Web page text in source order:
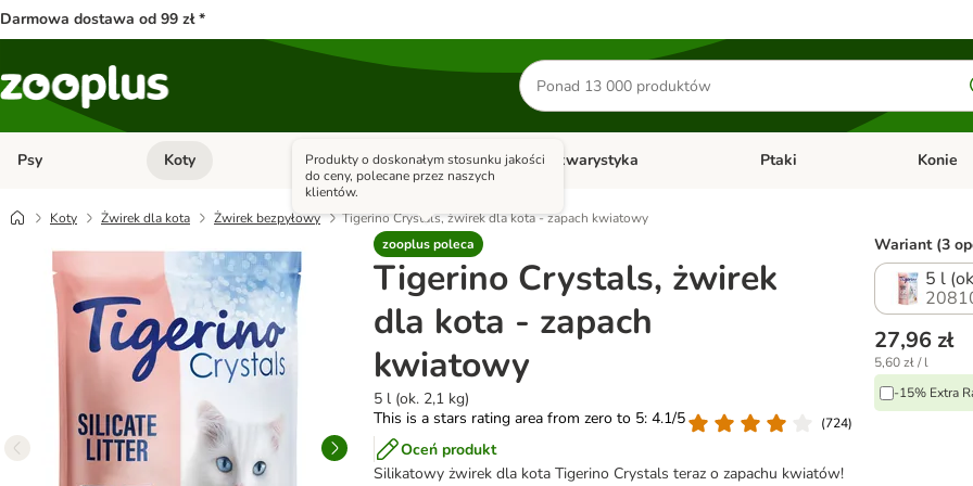
Darmowa dostawa od 99 zł *
Szukaj
produktów
Psy Otwórz menu kategorii: Psy
Koty Otwórz menu kategorii: Koty
Małe zwierzęta Otwórz menu kategorii: Małe zwierzęta
Akwarystyka Otwórz menu kategorii:
Ptaki Otwórz
Konie
Koty Żwirek dla kota Żwirek bezpyłowy
Tigerino Crystals, żwirek dla kota - zapach kwiatowy
zooplus poleca
Produkty o doskonałym stosunku jakości
do ceny, polecane przez naszych
klientów.
Tigerino Crystals, żwirek
dla kota - zapach
kwiatowy
5 l (ok. 2,1 kg)
This is a stars rating area from zero to 5: 4.1/5
(724)
Oceń produkt
Silikatowy żwirek dla kota Tigerino Crystals teraz o zapachu kwiatów!
Wariant (3
5 l
27,96 zł
5,60 zł / l
-15% Extra